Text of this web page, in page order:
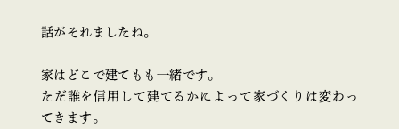
話がそれましたね。
家はどこで建てもも一緒です。
ただ誰を信用して建てるかによって家づくりは変わっ
てきます。